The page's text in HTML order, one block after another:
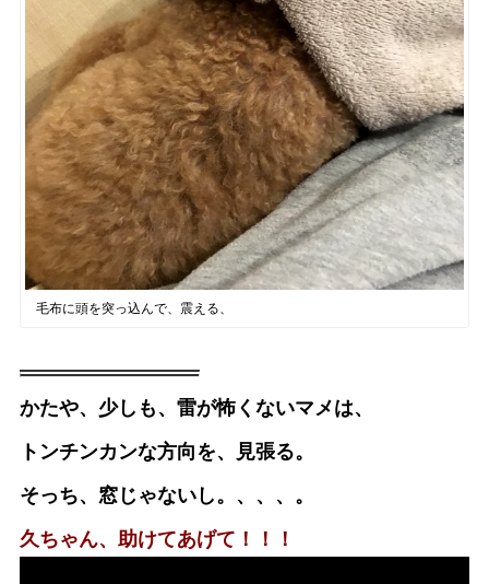
毛布に頭を突っ込んで、震える、
かたや、少しも、雷が怖くないマメは、
トンチンカンな方向を、見張る。
そっち、窓じゃないし。、、、。
久ちゃん、助けてあげて！！！